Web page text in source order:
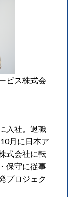
ビス株式会
入社。退職
月に日本ア
式会社に転
保守に従事
プロジェク